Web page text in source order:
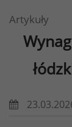
Artykuły